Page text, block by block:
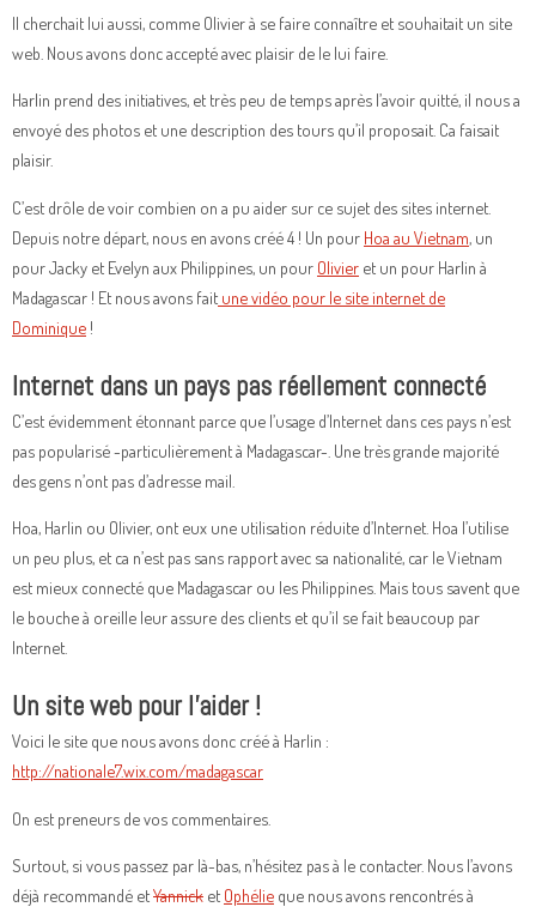
Il cherchait lui aussi, comme Olivier à se faire connaître et souhaitait un site
web. Nous avons donc accepté avec plaisir de le lui faire.
Harlin prend des initiatives, et très peu de temps après l’avoir quitté, il nous a
envoyé des photos et une description des tours qu’il proposait. Ca faisait
plaisir.
C’est drôle de voir combien on a pu aider sur ce sujet des sites internet.
Depuis notre départ, nous en avons créé 4 ! Un pour Hoa au Vietnam, un
pour Jacky et Evelyn aux Philippines, un pour Olivier et un pour Harlin à
Madagascar ! Et nous avons fait une vidéo pour le site internet de
Dominique !
Internet dans un pays pas réellement connecté
C’est évidemment étonnant parce que l’usage d’Internet dans ces pays n’est
pas popularisé -particulièrement à Madagascar-. Une très grande majorité
des gens n’ont pas d’adresse mail.
Hoa, Harlin ou Olivier, ont eux une utilisation réduite d’Internet. Hoa l’utilise
un peu plus, et ca n’est pas sans rapport avec sa nationalité, car le Vietnam
est mieux connecté que Madagascar ou les Philippines. Mais tous savent que
le bouche à oreille leur assure des clients et qu’il se fait beaucoup par
Internet.
Un site web pour l’aider !
Voici le site que nous avons donc créé à Harlin :
http://nationale7.wix.com/madagascar
On est preneurs de vos commentaires.
Surtout, si vous passez par là-bas, n’hésitez pas à le contacter. Nous l’avons
déjà recommandé etYannick et Ophélie que nous avons rencontrés à